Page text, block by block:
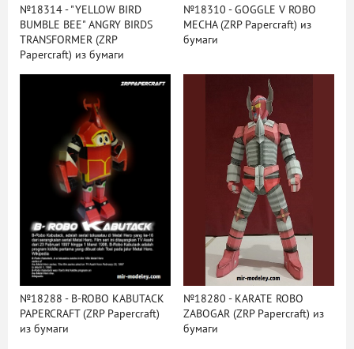
№18314 - "YELLOW BIRD
BUMBLE BEE" ANGRY BIRDS
TRANSFORMER (ZRP
Papercraft) из бумаги
№18310 - GOGGLE V ROBO
MECHA (ZRP Papercraft) из
бумаги
№18288 - B-ROBO KABUTACK
PAPERCRAFT (ZRP Papercraft)
из бумаги
№18280 - KARATE ROBO
ZABOGAR (ZRP Papercraft) из
бумаги